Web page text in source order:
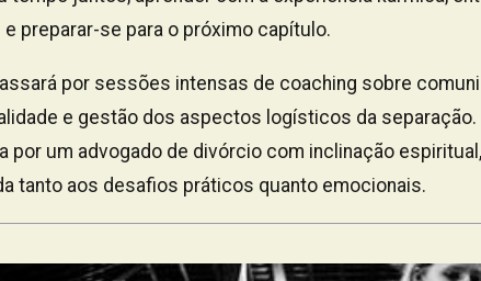
e preparar-se para o próximo capítulo.
por sessões intensas de coaching sobre
e gestão dos aspectos logísticos da
por um advogado de divórcio com inclinação
tanto aos desafios práticos quanto emocionais.